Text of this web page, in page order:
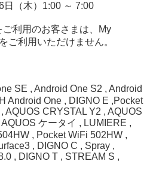
）1:00 ～ 7:00
利用のお客さまは、My
ご利用いただけません。
SE , Android One S2 , Android
Android One , DIGNO E ,Pocket
AQUOS CRYSTAL Y2 , AQUOS
ケータイ , LUMIERE ,
, Pocket WiFi 502HW ,
, DIGNO C , Spray ,
, DIGNO T , STREAM S ,